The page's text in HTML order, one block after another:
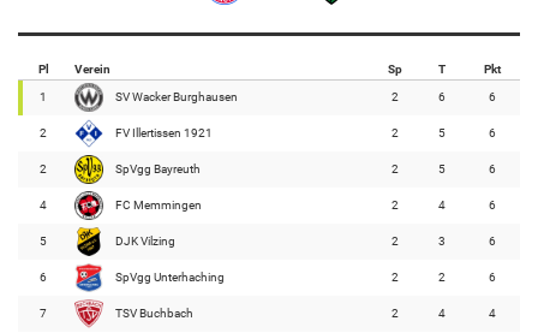
Pl Verein Sp T Pkt
1 SV Wacker Burghausen 2 6 6
2 FV Illertissen 1921 2 5 6
2 SpVgg Bayreuth 2 5 6
4 FC Memmingen 2 4 6
5 DJK Vilzing 2 3 6
6 SpVgg Unterhaching 2 2 6
7 TSV Buchbach 2 4 4